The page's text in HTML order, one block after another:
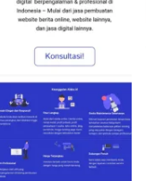
RI, Dedy Wahyudi
Bengkulu
Nasionalisme